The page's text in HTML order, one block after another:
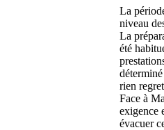
La
niveau
La
été
rien
Face à
exigence
évacuer